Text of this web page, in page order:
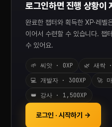
로그인하면 진행 상황이
완료한 챕터와 획득한 XP·레벨
이어서 수련할 수 있습니다. 챕
수 있어요.
🌱 씨앗 · 0XP
🌿 새싹
💻 개발자 · 300XP
🚀
👑 강사 · 1,500XP
로그인 · 시작하기 →